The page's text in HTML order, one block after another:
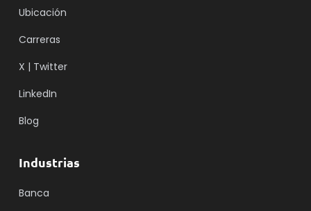
Ubicación
Carreras
X | Twitter
LinkedIn
Blog
Industrias
Banca